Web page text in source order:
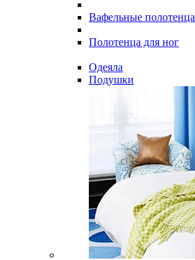
Вафельные полотенца
Полотенца для ног
Одеяла
Подушки